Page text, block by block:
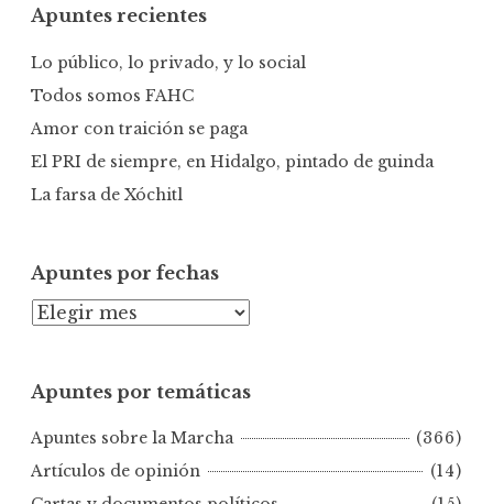
r
Apuntes recientes
Lo público, lo privado, y lo social
Todos somos FAHC
Amor con traición se paga
El PRI de siempre, en Hidalgo, pintado de guinda
La farsa de Xóchitl
Apuntes por fechas
A
n
e
s
p
Apuntes por temáticas
Apuntes sobre la Marcha
(366)
Artículos de opinión
(14)